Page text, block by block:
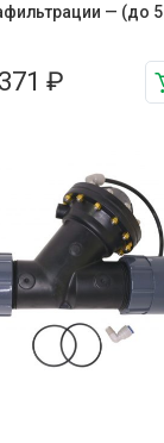
— (до 5
₽